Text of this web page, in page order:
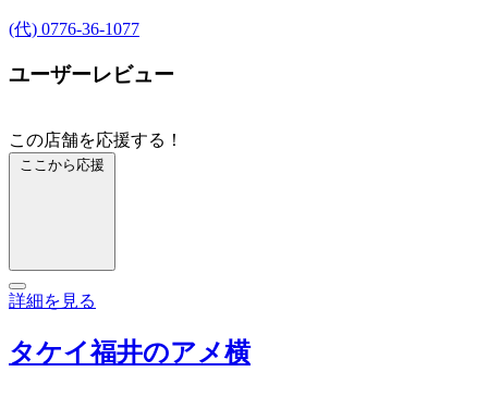
(代) 0776-36-1077
ユーザーレビュー
この店舗を応援する！
ここから応援
詳細を見る
タケイ福井のアメ横